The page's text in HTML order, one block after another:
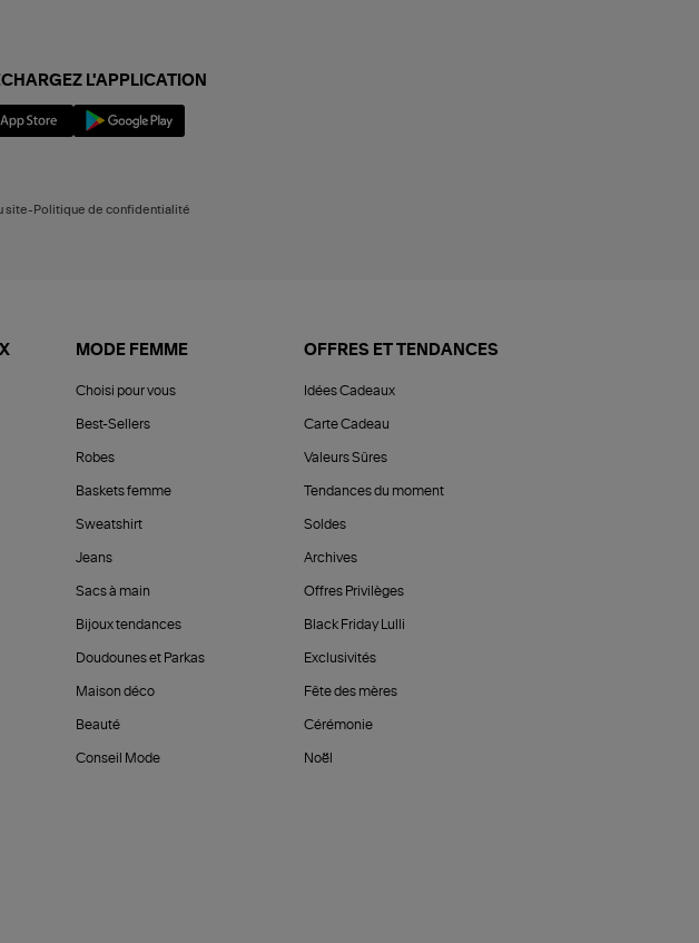
L'APPLICATION
site-Politique de confidentialité
MODE FEMME
Choisi pour vous
Best-Sellers
Robes
Baskets femme
Sweatshirt
Jeans
Sacs à main
Bijoux tendances
Doudounes et Parkas
Maison déco
Beauté
Conseil Mode
OFFRES ET TENDANCES
Idées Cadeaux
Carte Cadeau
Valeurs Sûres
Tendances du moment
Soldes
Archives
Offres Privilèges
Black Friday Lulli
Exclusivités
Fête des mères
Cérémonie
Noël